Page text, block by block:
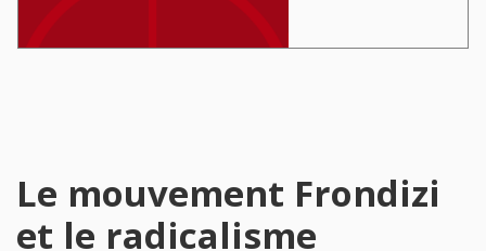
Le mouvement Frondizi
et le radicalisme